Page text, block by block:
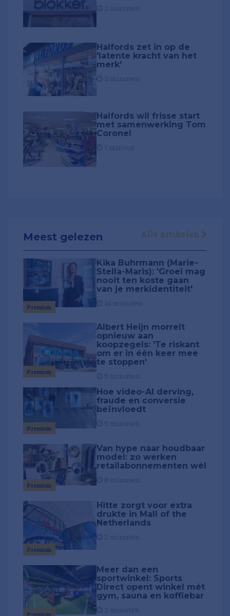
Halfords zet in op de
'latente kracht van het
merk'
Halfords wil frisse start
met samenwerking Tom
Coronel
Meest gelezen Alle artikelen
Premium
Kika Buhrmann (Marie-
Stella-Maris): 'Groei mag
nooit ten koste gaan
van je merkidentiteit'
Premium
Albert Heijn morrelt
opnieuw aan
koopzegels: 'Te riskant
om er in één keer mee
te stoppen'
Premium
Hoe video-AI derving,
fraude en conversie
beïnvloedt
Premium
Van hype naar houdbaar
model: zo werken
retailabonnementen wél
Premium
Hitte zorgt voor extra
drukte in Mall of the
Netherlands
Premium
Meer dan een
sportwinkel: Sports
Direct opent winkel mét
gym, sauna en koffiebar